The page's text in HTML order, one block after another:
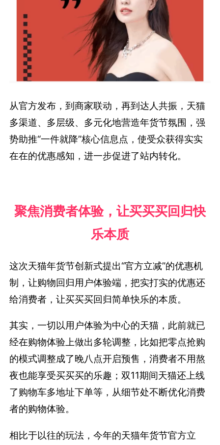
从官方发布，到商家联动，再到达人共振，天猫
多渠道、多层级、多元化地营造年货节氛围，强
势助推“一件就降”核心信息点，使受众获得实实
在在的优惠感知，进一步促进了站内转化。
聚焦消费者体验，让买买买回归快
乐本质
这次天猫年货节创新式提出“官方立减”的优惠机
制，让购物回归用户体验端，把实打实的优惠还
给消费者，让买买买回归简单快乐的本质。
其实，一切以用户体验为中心的天猫，此前就已
经在购物体验上做出多轮调整，比如把零点抢购
的模式调整成了晚八点开启预售，消费者不用熬
夜也能享受买买买的乐趣；双11期间天猫还上线
了购物车多地址下单等，从细节处不断优化消费
者的购物体验。
相比于以往的玩法，今年的天猫年货节官方立